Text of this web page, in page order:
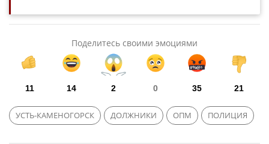
Поделитесь своими эмоциями
11 14 2 0 35 21
УСТЬ-КАМЕНОГОРСК ДОЛЖНИКИ ОПМ ПОЛИЦИЯ